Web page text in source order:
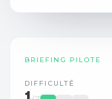
BRIEFING PILOTE
DIFFICULTÉ